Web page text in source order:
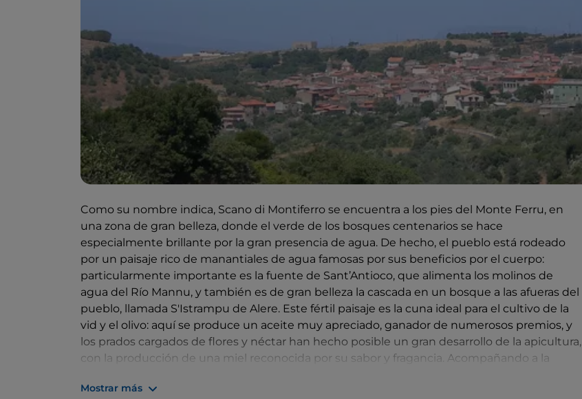
Como su nombre indica, Scano di Montiferro se encuentra a los pies del Monte Ferru, en
una zona de gran belleza, donde el verde de los bosques centenarios se hace
especialmente brillante por la gran presencia de agua. De hecho, el pueblo está rodeado
por un paisaje rico de manantiales de agua famosas por sus beneficios por el cuerpo:
particularmente importante es la fuente de Sant’Antioco, que alimenta los molinos de
agua del Río Mannu, y también es de gran belleza la cascada en un bosque a las afueras del
pueblo, llamada S'Istrampu de Alere. Este fértil paisaje es la cuna ideal para el cultivo de la
vid y el olivo: aquí se produce un aceite muy apreciado, ganador de numerosos premios, y
los prados cargados de flores y néctar han hecho posible un gran desarrollo de la apicultura,
con la producción de una miel reconocida por su sabor y fragancia. Acompañando a la
pasado del territorio, como los nuraghi y las domus de janas.
Mostrar más